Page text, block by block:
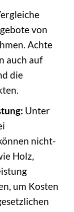
von
Achte
auch auf
die
Unter
nicht-
Holz,
um Kosten